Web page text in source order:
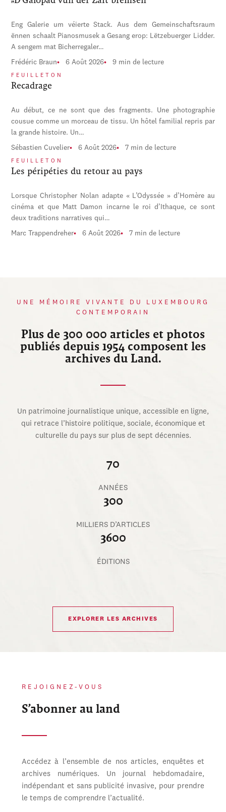
Eng Galerie um véierte Stack. Aus dem Gemeinschaftsraum
ënnen schaalt Pianosmusek a Gesang erop: Lëtzebuerger Lidder.
A sengem mat Bicherregaler…
Frédéric Braun 6 Août 2026 9 min de lecture
FEUILLETON
Recadrage
Au début, ce ne sont que des fragments. Une photographie
cousue comme un morceau de tissu. Un hôtel familial repris par
la grande histoire. Un…
Sébastien Cuvelier 6 Août 2026 7 min de lecture
FEUILLETON
Les péripéties du retour au pays
Lorsque Christopher Nolan adapte « L’Odyssée » d’Homère au
cinéma et que Matt Damon incarne le roi d’Ithaque, ce sont
deux traditions narratives qui…
Marc Trappendreher 6 Août 2026 7 min de lecture
UNE MÉMOIRE VIVANTE DU LUXEMBOURG
CONTEMPORAIN
Plus de 300 000 articles et photos
publiés depuis 1954 composent les
archives du Land.
Un patrimoine journalistique unique, accessible en ligne,
qui retrace l’histoire politique, sociale, économique et
culturelle du pays sur plus de sept décennies.
70
ANNÉES
300
MILLIERS D’ARTICLES
3600
ÉDITIONS
EXPLORER LES ARCHIVES
REJOIGNEZ-VOUS
S’abonner au land
Accédez à l’ensemble de nos articles, enquêtes et
archives numériques. Un journal hebdomadaire,
indépendant et sans publicité invasive, pour prendre
le temps de comprendre l’actualité.